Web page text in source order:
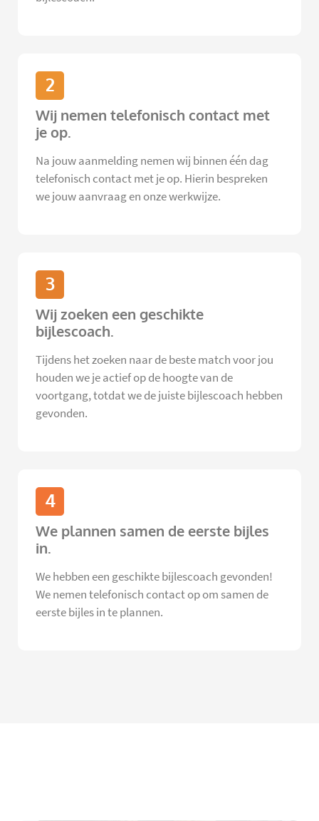
2
Wij nemen telefonisch contact met
je op.
Na jouw aanmelding nemen wij binnen één dag
telefonisch contact met je op. Hierin bespreken
we jouw aanvraag en onze werkwijze.
3
Wij zoeken een geschikte
bijlescoach.
Tijdens het zoeken naar de beste match voor jou
houden we je actief op de hoogte van de
voortgang, totdat we de juiste bijlescoach hebben
gevonden.
4
We plannen samen de eerste bijles
in.
We hebben een geschikte bijlescoach gevonden!
We nemen telefonisch contact op om samen de
eerste bijles in te plannen.